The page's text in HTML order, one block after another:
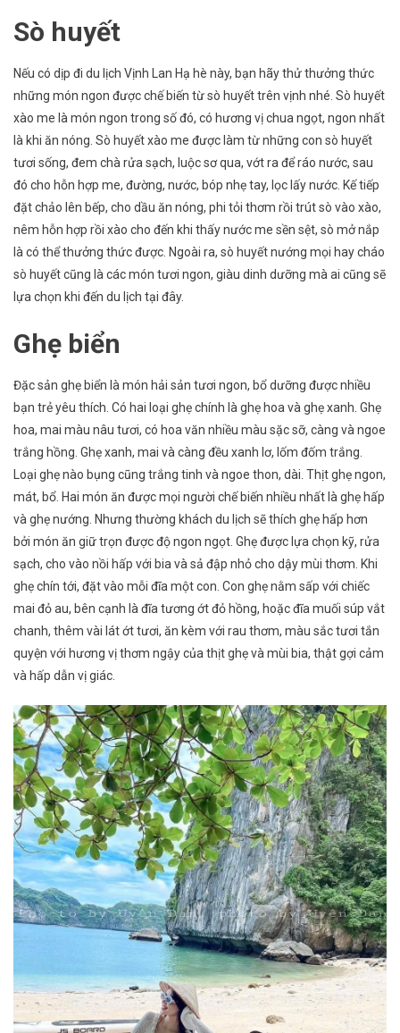
Sò huyết
Nếu có dịp đi du lịch Vịnh Lan Hạ hè này, bạn hãy thử thưởng thức
những món ngon được chế biến từ sò huyết trên vịnh nhé. Sò huyết
xào me là món ngon trong số đó, có hương vị chua ngọt, ngon nhất
là khi ăn nóng. Sò huyết xào me được làm từ những con sò huyết
tươi sống, đem chà rửa sạch, luộc sơ qua, vớt ra để ráo nước, sau
đó cho hỗn hợp me, đường, nước, bóp nhẹ tay, lọc lấy nước. Kế tiếp
đặt chảo lên bếp, cho dầu ăn nóng, phi tỏi thơm rồi trút sò vào xào,
nêm hỗn hợp rồi xào cho đến khi thấy nước me sền sệt, sò mở nắp
là có thể thưởng thức được. Ngoài ra, sò huyết nướng mọi hay cháo
sò huyết cũng là các món tươi ngon, giàu dinh dưỡng mà ai cũng sẽ
lựa chọn khi đến du lịch tại đây.
Ghẹ biển
Đặc sản ghẹ biển là món hải sản tươi ngon, bổ dưỡng được nhiều
bạn trẻ yêu thích. Có hai loại ghẹ chính là ghẹ hoa và ghẹ xanh. Ghẹ
hoa, mai màu nâu tươi, có hoa văn nhiều màu sặc sỡ, càng và ngoe
trắng hồng. Ghẹ xanh, mai và càng đều xanh lơ, lốm đốm trắng.
Loại ghẹ nào bụng cũng trắng tinh và ngoe thon, dài. Thịt ghẹ ngon,
mát, bổ. Hai món ăn được mọi người chế biến nhiều nhất là ghẹ hấp
và ghẹ nướng. Nhưng thường khách du lịch sẽ thích ghẹ hấp hơn
bởi món ăn giữ trọn được độ ngon ngọt. Ghẹ được lựa chọn kỹ, rửa
sạch, cho vào nồi hấp với bia và sả đập nhỏ cho dậy mùi thơm. Khi
ghẹ chín tới, đặt vào mỗi đĩa một con. Con ghẹ nằm sấp với chiếc
mai đỏ au, bên cạnh là đĩa tương ớt đỏ hồng, hoặc đĩa muối súp vắt
chanh, thêm vài lát ớt tươi, ăn kèm với rau thơm, màu sắc tươi tắn
quyện với hương vị thơm ngậy của thịt ghẹ và mùi bia, thật gợi cảm
và hấp dẫn vị giác.